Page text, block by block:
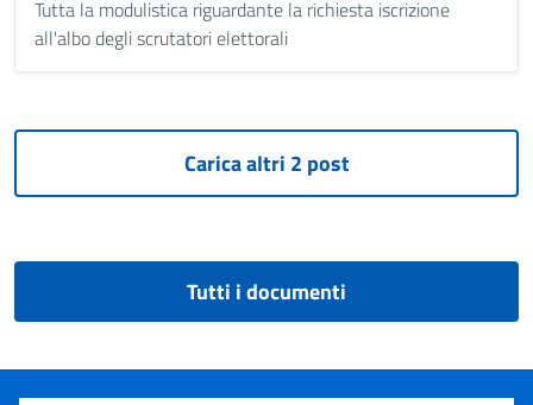
Tutta la modulistica riguardante la richiesta iscrizione
all'albo degli scrutatori elettorali
Tutti i documenti